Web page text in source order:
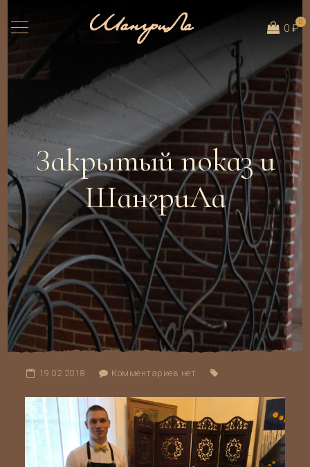
0
0 ₽
Закрытый показ и
ШангриЛа
19.02.2018 Комментариев нет